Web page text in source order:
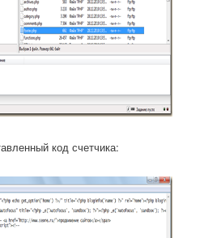
код счетчика: